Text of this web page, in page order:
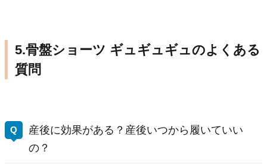
5.骨盤ショーツ ギュギュギュのよくある
質問
産後に効果がある？産後いつから履いていい
の？